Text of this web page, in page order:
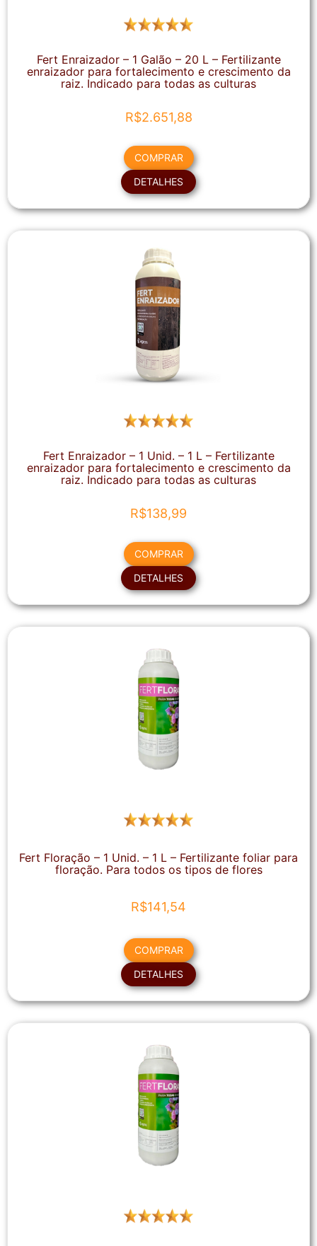
Fert Enraizador – 1 Galão – 20 L – Fertilizante
enraizador para fortalecimento e crescimento da
raiz. Indicado para todas as culturas
R$2.651,88
COMPRAR
DETALHES
Fert Enraizador – 1 Unid. – 1 L – Fertilizante
enraizador para fortalecimento e crescimento da
raiz. Indicado para todas as culturas
R$138,99
COMPRAR
DETALHES
Fert Floração – 1 Unid. – 1 L – Fertilizante foliar para
floração. Para todos os tipos de flores
R$141,54
COMPRAR
DETALHES